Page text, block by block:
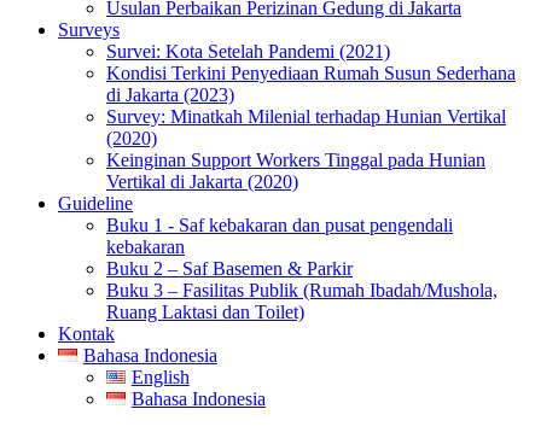
Usulan Perbaikan Perizinan Gedung di Jakarta
Surveys
Survei: Kota Setelah Pandemi (2021)
Kondisi Terkini Penyediaan Rumah Susun Sederhana
di Jakarta (2023)
Survey: Minatkah Milenial terhadap Hunian Vertikal
(2020)
Keinginan Support Workers Tinggal pada Hunian
Vertikal di Jakarta (2020)
Guideline
Buku 1 - Saf kebakaran dan pusat pengendali
kebakaran
Buku 2 – Saf Basemen & Parkir
Buku 3 – Fasilitas Publik (Rumah Ibadah/Mushola,
Ruang Laktasi dan Toilet)
Kontak
Bahasa Indonesia
English
Bahasa Indonesia